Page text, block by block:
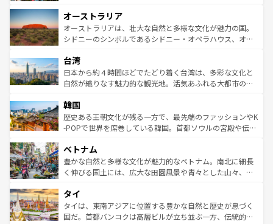
部のニューオーリンズでは、音楽と美食が融合した独特の
文化が魅力。旅行者はアメリカの各地域で異なる魅力を楽
しみながら、その多様性と豊かな歴史を感じることができ
ならではの贅沢な旅のスタイルだ。 なお、新着のアメリカ
情報はコンテンツ一覧を参照してほしい。
ワイ島は見逃せない。また、定番の観光地といえばオアフ
島だが、静かな自然を求めるならマウイ島やカウアイ島が
おすすめ。エメラルドグリーンに輝く海をはじめ、豊かな
れるおもてなしの心で訪れる人々を迎えてくれるハワイの
人々、おいしいローカルフードやハワイアンミュージッ
ク、伝統的なフラダンスなど、すべてがハワイの魅力を彩
ワイを、存分に味わってほしい。 なお、新着のハワイ情報
はコンテンツ一覧を参照してほしい。
オーストラリア
オーストラリアは、壮大な自然と多様な文化が魅力の国。
シドニーのシンボルであるシドニー・オペラハウス、オー
リアリーフや大陸中央部にそびえるウルル（エアーズロッ
ク）、タスマニアの美しい原生林やケアンズの熱帯雨林な
ど、見どころがたくさん。また、カフェやワイン、オージ
いる。アクティビティも充実しており、サーフィンやダイ
ビング、ハイキングなど、アウトドア好きにはたまらな
い。オーストラリアの多彩な魅力を存分に味わいつくそ
参照してほしい。
台湾
日本から約４時間ほどでたどり着く台湾は、多彩な文化と
自然が織りなす魅力的な観光地。活気あふれる大都市の台
ン）、静ひつな山岳地帯である台湾東部など、都市の喧騒
と山間の静けさが共存しており、訪れる人に新しい発見と
驚きをもたらしてくれる。また、奥深い台湾の食文化も魅
容にもいいと評判のスイーツなど、バラエティ豊かな料理
が味わえる。 なお、新着の台湾情報は コンテンツ一覧を参
照してほしい。
韓国
歴史ある王朝文化が残る一方で、最先端のファッションやK
-POPで世界を席巻している韓国。首都ソウルの宮殿や伝統
き、地方に足を延ばせば四季折々の自然美を楽しむことが
できる。そして、キムチや焼肉、絶品のストリートフード
まで、さまざまな韓国料理が待っている。夜には、韓国な
リティに包まれながら、韓国の多彩な魅力を心ゆくまで味
わってみてほしい。 なお、新着の韓国情報はコンテンツ一
覧を参照してほしい。
ベトナム
豊かな自然と多様な文化が魅力的なベトナム。南北に細長
く伸びる国土には、広大な田園風景や青々とした山々、世
急速な発展と共に伝統が息づく。ハノイの古い町並みやホ
ーチミン市のフランス統治時代の建物も、独特の雰囲気を
醸し出している。また、バラエティの豊かさとおいしさで
タイ
タイは、東南アジアに位置する豊かな自然と歴史が息づく
国だ。首都バンコクは高層ビルが立ち並ぶ一方、伝統的な